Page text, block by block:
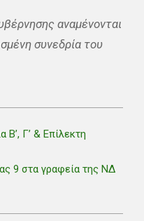
αναμένονται
συνεδρία του
Β’, Γ’ & Επίλεκτη
9 στα γραφεία της ΝΔ